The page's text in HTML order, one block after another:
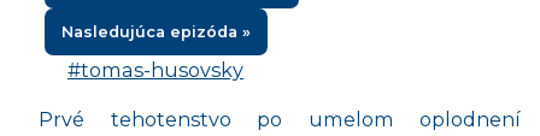
Nasledujúca epizóda »
#tomas-husovsky
Prvé tehotenstvo po umelom oplodnení